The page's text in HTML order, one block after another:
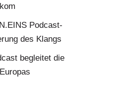
Podcast-
des Klangs
begleitet die